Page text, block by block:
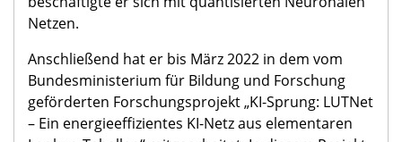
Netzen.
Anschließend hat er bis März 2022 in dem vom
Bundesministerium für Bildung und Forschung
geförderten Forschungsprojekt„KI-Sprung: LUTNet
– Ein energieeffizientes KI-Netz aus elementaren